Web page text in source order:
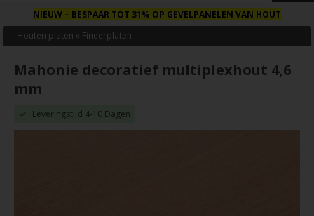
NIEUW – BESPAAR TOT 31% OP GEVELPANELEN VAN HOUT
Houten platen » Fineerplaten
Mahonie decoratief multiplexhout 4,6
mm
Leveringstijd 4-10 Dagen